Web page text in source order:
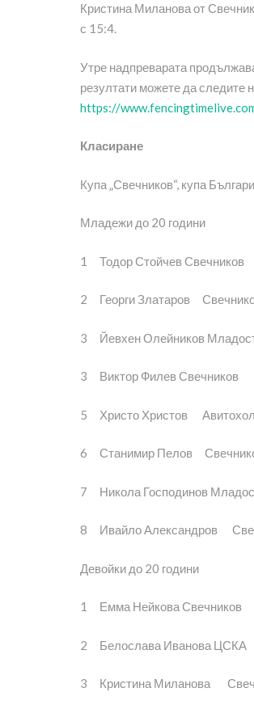
Кристина Миланова от
с 15:4.
Утре надпреварата
резултати можете да следите
https://
Класиране
Купа „Свечников“, купа
Младежи до 20 години
1 Тодор Стойчев Свечников
2 Георги Златаров
3 Йевхен Олейников
3 Виктор Филев Свечников
5 Христо Христов Авитохол
6 Станимир Пелов
7 Никола Господинов
8 Ивайло Александров
Девойки до 20 години
1 Емма Нейкова Свечников
2 Белослава Иванова ЦСКА
3 Кристина Миланова